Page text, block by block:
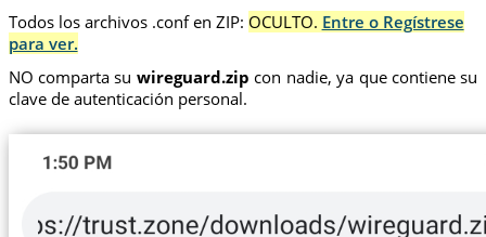
Todos los archivos .conf en ZIP: OCULTO. Entre o Regístrese
para ver.
NO comparta su wireguard.zip con nadie, ya que contiene su
clave de autenticación personal.